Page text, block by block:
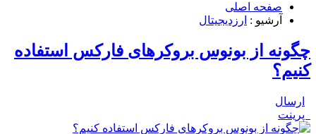
صفحه اصلی
آرشیو : ارزدیجیتال
چگونه از بونوس بروکرهای فارکس استفاده
کنیم؟
ارسال
پرینت